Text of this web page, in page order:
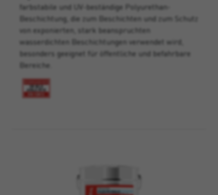
farbstabile und UV-beständige Polyurethan-
Beschichtung, die zum Beschichten und zum Schutz
von exponierten, stark beanspruchten
wasserdichten Beschichtungen verwendet wird,
besonders geeignet für öffentliche und befahrbare
Bereiche.